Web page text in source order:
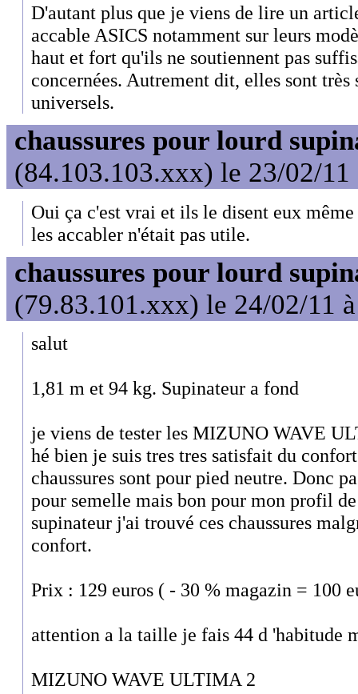
D'autant plus que je viens de lire un
accable ASICS notamment sur leurs
haut et fort qu'ils ne soutiennent pas
concernées. Autrement dit, elles sont
universels.
chaussures pour lourd
(84.103.103.xxx) le 23/02/11
Oui ça c'est vrai et ils le disent eux
les accabler n'était pas utile.
chaussures pour lourd
(79.83.101.xxx) le 24/02/11
salut
1,81 m et 94 kg. Supinateur a fond
je viens de tester les MIZUNO WAVE
hé bien je suis tres tres satisfait du
chaussures sont pour pied neutre. Donc
pour semelle mais bon pour mon profil
supinateur j'ai trouvé ces chaussures
confort.
Prix : 129 euros ( - 30 % magazin = 100
attention a la taille je fais 44 d 'habitude
MIZUNO WAVE ULTIMA 2